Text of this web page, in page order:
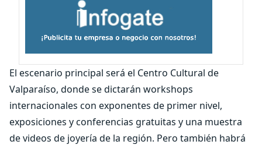
El escenario principal será el Centro Cultural de
Valparaíso, donde se dictarán workshops
internacionales con exponentes de primer nivel,
exposiciones y conferencias gratuitas y una muestra
de videos de joyería de la región. Pero también habrá